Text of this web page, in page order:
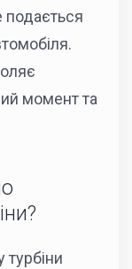
подається
момент та